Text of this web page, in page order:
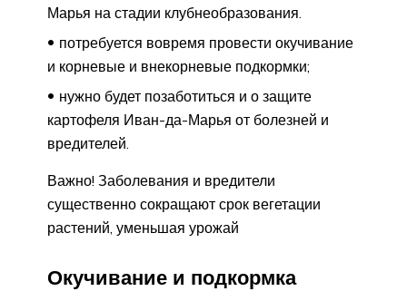
Марья на стадии клубнеобразования.
потребуется вовремя провести окучивание
и корневые и внекорневые подкормки;
нужно будет позаботиться и о защите
картофеля Иван-да-Марья от болезней и
вредителей.
Важно! Заболевания и вредители
существенно сокращают срок вегетации
растений, уменьшая урожай
Окучивание и подкормка